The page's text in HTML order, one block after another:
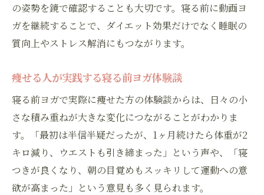
の姿勢を鏡で確認することも大切です。寝る前に動画ヨ
ガを継続することで、ダイエット効果だけでなく睡眠の
質向上やストレス解消にもつながります。
痩せる人が実践する寝る前ヨガ体験談
寝る前ヨガで実際に痩せた方の体験談からは、日々の小
さな積み重ねが大きな変化につながることがわかりま
す。「最初は半信半疑だったが、1ヶ月続けたら体重が2
キロ減り、ウエストも引き締まった」という声や、「寝
つきが良くなり、朝の目覚めもスッキリして運動への意
欲が高まった」という意見も多く見られます。